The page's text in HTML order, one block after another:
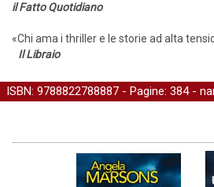
il Fatto Quotidiano
«Chi ama i thriller e le storie ad alta
Il Libraio
ISBN: 9788822788887 - Pagine: 384 -